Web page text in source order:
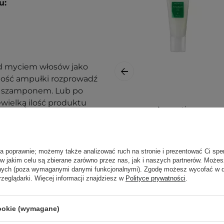
myciem włosów jako
ampułki rozprowadź
szamponem. Lub po
ilość produktu
Zajrzyj do naszego
Aromatica -
Peeling do Skóry
Głowy - 165g
poprawnie; możemy także analizować ruch na stronie i prezentować Ci
jakim celu są zbierane zarówno przez nas, jak i naszych partnerów.
(poza wymaganymi danymi funkcjonalnymi). Zgodę możesz wycofać w
Więcej informacji znajdziesz w Polityce prywatności.
(wymagane)